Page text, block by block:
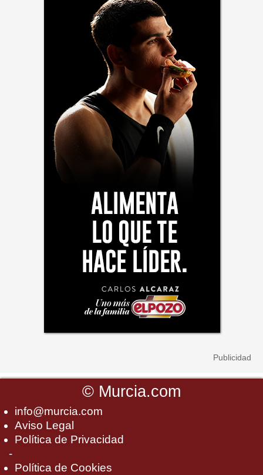
© Murcia.com
info@murcia.com
Aviso Legal
Política de Privacidad
-
Política de Cookies